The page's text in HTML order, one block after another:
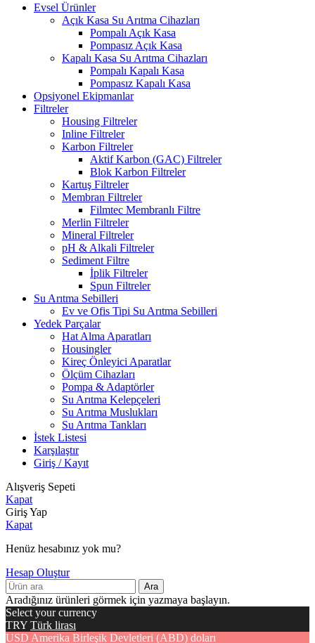
Evsel Ürünler
Açık Kasa Su Arıtma Cihazları
Pompalı Açık Kasa
Pompasız Açık Kasa
Kapalı Kasa Su Arıtma Cihazları
Pompalı Kapalı Kasa
Pompasız Kapalı Kasa
Opsiyonel Ekipmanlar
Filtreler
Housing Filtreler
Inline Filtreler
Karbon Filtreler
Aktif Karbon (GAC) Filtreler
Blok Karbon Filtreler
Kartuş Filtreler
Membran Filtreler
Filmtec Membranlı Filtre
Merlin Filtreler
Mineral Filtreler
pH & Alkali Filtreler
Sediment Filtre
İplik Filtreler
Spun Filtreler
Su Arıtma Sebilleri
Ev ve Ofis Tipi Su Arıtma Sebilleri
Yedek Parçalar
Hat Alma Aparatları
Housingler
Kireç Önleyici Aparatlar
Ölçüm Cihazları
Pompa & Adaptörler
Su Arıtma Kelepçeleri
Su Arıtma Muslukları
Su Arıtma Tankları
İstek Listesi
Karşılaştır
Giriş / Kayıt
Alışveriş Sepeti
Kapat
Giriş Yap
Kapat
Henüz hesabınız yok mu?
Hesap Oluştur
Ara
Aradığınız ürünleri görmek için yazmaya başlayın.
Select your currency
TRY Türk lirası
USD Amerika Birleşik Devletleri (ABD) doları